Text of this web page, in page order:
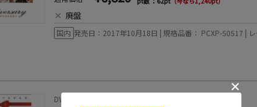
× 廃盤
国内 発売日：2017年10月18日 | 規格品番： PCXP-50517 |
DVD